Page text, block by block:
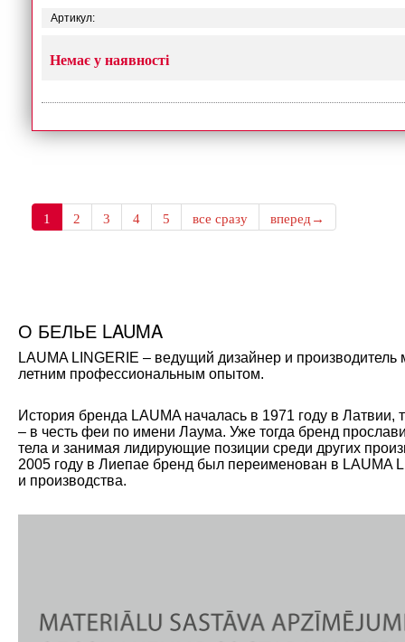
Артикул:
Немає у наявності
1 2 3 4 5 все сразу вперед→
О БЕЛЬЕ LAUMA
LAUMA LINGERIE – ведущий дизайнер и
летним профессиональным опытом.
История бренда LAUMA началась в 1971 году в
– в честь феи по имени Лаума. Уже тогда бренд
тела и занимая лидирующие позиции среди других
2005 году в Лиепае бренд был переименован в LAUMA
и производства.